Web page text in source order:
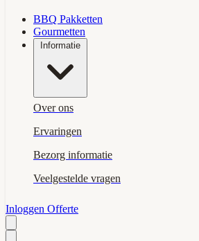
BBQ Pakketten
Gourmetten
Informatie
Over ons
Ervaringen
Bezorg informatie
Veelgestelde vragen
Inloggen Offerte